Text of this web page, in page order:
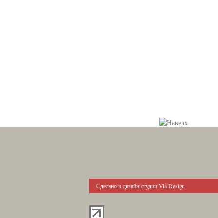
Сделано в дизайн-студии Via Design